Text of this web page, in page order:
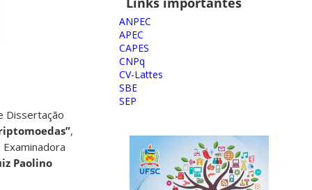
Dissertação
,
Paolino
ANPEC
APEC
CAPES
CNPq
CV-Lattes
SBE
SEP